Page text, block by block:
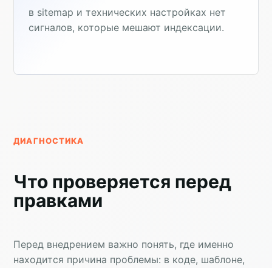
в sitemap и технических настройках нет
сигналов, которые мешают индексации.
ДИАГНОСТИКА
Что проверяется перед
правками
Перед внедрением важно понять, где именно
находится причина проблемы: в коде, шаблоне,